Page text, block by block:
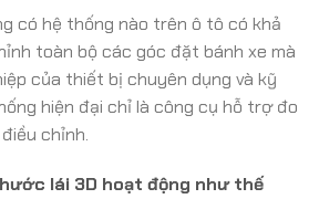
có hệ thống nào trên ô tô có khả
toàn bộ các góc đặt bánh xe mà
của thiết bị chuyên dụng và kỹ
hiện đại chỉ là công cụ hỗ trợ đo
chỉnh.
lái 3D hoạt động như thế